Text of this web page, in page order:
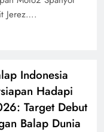
Jerez….
Indonesia
Hadapi
Target Debut
Balap Dunia